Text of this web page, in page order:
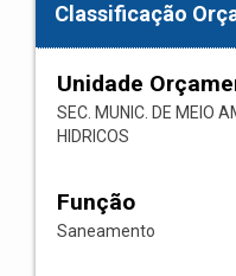
Classificação
Unidade
SEC. MUNIC. DE MEIO
HIDRICOS
Função
Saneamento